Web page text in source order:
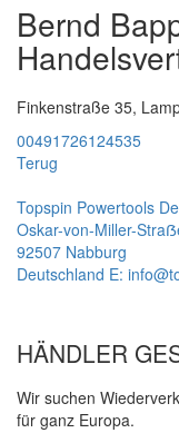
Bernd
Finkenstraße 35,
00491726124535
Terug
Topspin Powertools
Oskar-von-Miller-
92507 Nabburg
Deutschland E:
HÄNDLER
Wir suchen
für ganz Europa.